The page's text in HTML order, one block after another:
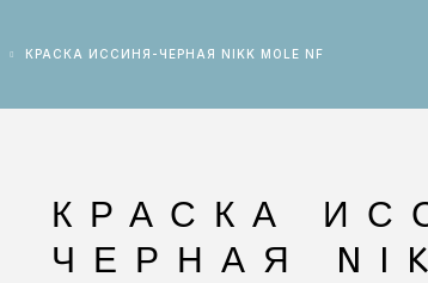
КРАСКА ИССИНЯ-ЧЕРНАЯ NIKK MOLE NF
КРАСКА
ЧЕРНАЯ